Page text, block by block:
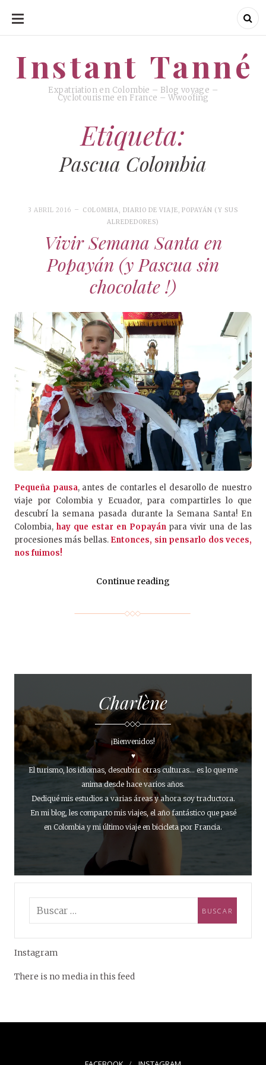
SKIP
CONTENT
Instant Tanné
Expatriation en Colombie – Blog voyage –
Cyclotourisme en France – Wwoofing
Instant Tanné
Etiqueta:
Pascua Colombia
3 ABRIL 2016 COLOMBIA, DIARIO DE VIAJE, POPAYÁN (Y SUS
ALREDEDORES)
Vivir Semana Santa en
Popayán (y Pascua sin
chocolate !)
Pequeña pausa, antes de contarles el desarollo de nuestro
viaje por Colombia y Ecuador, para compartirles lo que
descubrí la semana pasada durante la Semana Santa! En
Colombia, hay que estar en Popayán para vivir una de las
procesiones más bellas. Entonces, sin pensarlo dos veces,
nos fuimos!
Continue reading
Charlène
¡Bienvenidos!
♥
El turismo, los idiomas, descubrir otras culturas... es lo que me
anima desde hace varios años.
Dediqué mis estudios a varias áreas y ahora soy traductora.
En mi blog, les comparto mis viajes, el año fantástico que pasé
en Colombia y mi último viaje en bicicleta por Francia.
Instagram
There is no media in this feed